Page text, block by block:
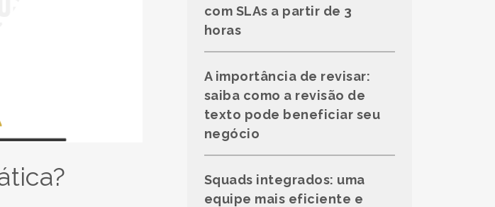
com SLAs a partir de 3
horas
A importância de revisar:
saiba como a revisão de
texto pode beneficiar seu
negócio
Squads integrados: uma
equipe mais eficiente e